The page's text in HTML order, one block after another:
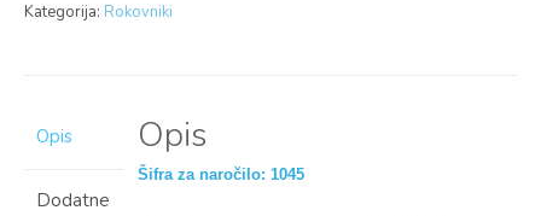
Kategorija: Rokovniki
Opis
Dodatne
Opis
Šifra za naročilo: 1045